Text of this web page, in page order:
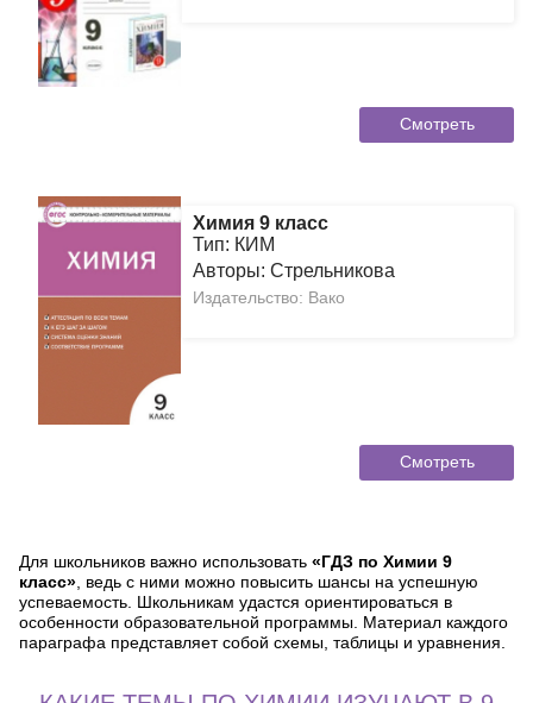
Смотреть
Химия 9 класс
Тип: КИМ
Авторы: Стрельникова
Издательство: Вако
Смотреть
Для школьников важно использовать «ГДЗ по Химии 9
класс», ведь с ними можно повысить шансы на успешную
успеваемость. Школьникам удастся ориентироваться в
особенности образовательной программы. Материал каждого
параграфа представляет собой схемы, таблицы и уравнения.